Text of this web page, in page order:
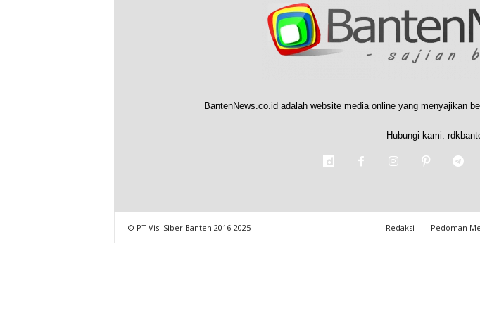
BantenNews.co.id adalah website media online yang menyajikan
Hubungi kami:
Redaksi Pedoman
© PT Visi Siber Banten 2016-2025